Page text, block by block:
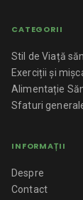
CATEGORII
Stil de Viață
Exerciții și
Alimentație
Sfaturi
INFORMAȚII
Despre
Contact